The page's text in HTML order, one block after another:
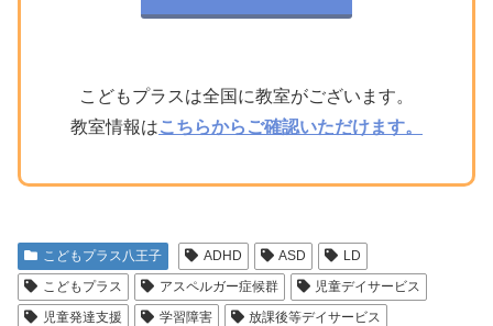
こどもプラスは全国に教室がございます。
教室情報はこちらからご確認いただけます。
こどもプラス八王子 ADHD ASD
LD
こどもプラス
アスペルガー症候群
児童デイサービス
児童発達支援
学習障害
放課後等デイサービス